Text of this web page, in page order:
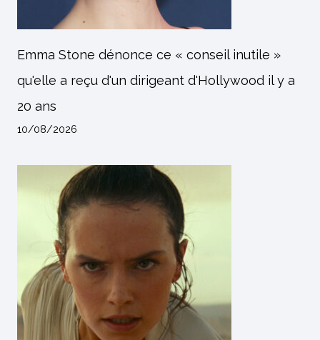
Emma Stone dénonce ce « conseil inutile »
qu'elle a reçu d'un dirigeant d'Hollywood il y a
20 ans
10/08/2026